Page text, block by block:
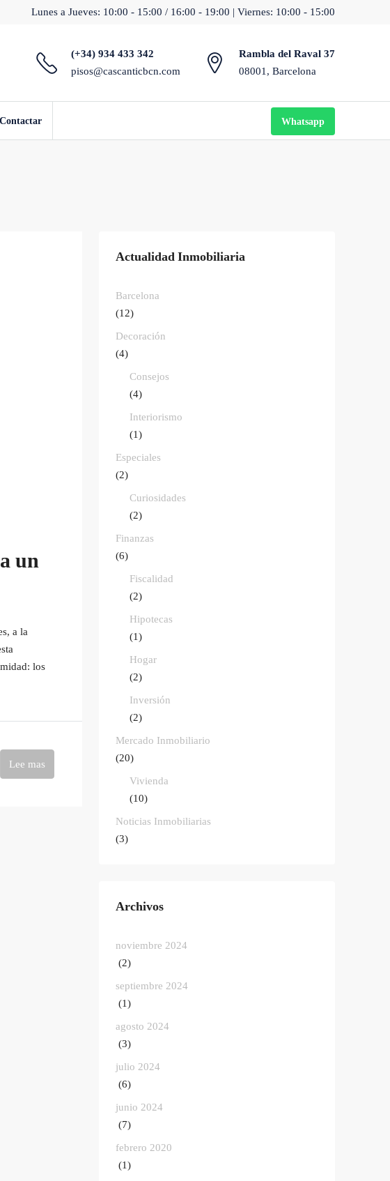
Lunes a Jueves: 10:00 - 15:00 / 16:00 - 19:00 | Viernes: 10:00 - 15:00
(+34) 934 433 342
pisos@cascanticbcn.com
Rambla del Raval 37
08001, Barcelona
Contactar Whatsapp
un
a la
los
Lee mas
Actualidad Inmobiliaria
Barcelona
(12)
Decoración
(4)
Consejos
(4)
Interiorismo
(1)
Especiales
(2)
Curiosidades
(2)
Finanzas
(6)
Fiscalidad
(2)
Hipotecas
(1)
Hogar
(2)
Inversión
(2)
Mercado Inmobiliario
(20)
Vivienda
(10)
Noticias Inmobiliarias
(3)
Archivos
noviembre 2024
(2)
septiembre 2024
(1)
agosto 2024
(3)
julio 2024
(6)
junio 2024
(7)
febrero 2020
(1)